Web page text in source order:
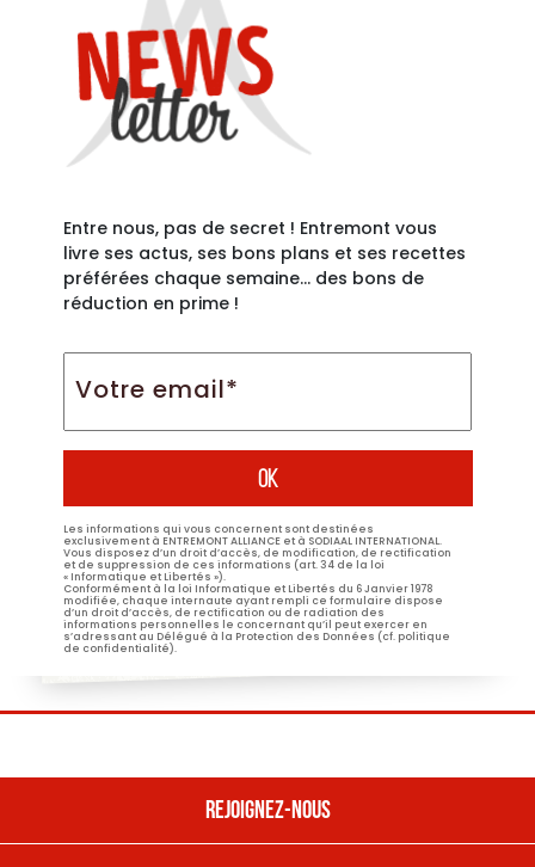
Entre nous, pas de secret ! Entremont vous
livre ses actus, ses bons plans et ses recettes
préférées chaque semaine… des bons de
réduction en prime !
email*
Les informations qui vous concernent sont destinées
exclusivement à ENTREMONT ALLIANCE et à SODIAAL INTERNATIONAL.
Vous disposez d’un droit d’accès, de modification, de rectification
et de suppression de ces informations (art. 34 de la loi
« Informatique et Libertés »).
Conformément à la loi Informatique et Libertés du 6 Janvier 1978
modifiée, chaque internaute ayant rempli ce formulaire dispose
d’un droit d’accès, de rectification ou de radiation des
informations personnelles le concernant qu’il peut exercer en
s’adressant au Délégué à la Protection des Données (cf. politique
de confidentialité).
REJOIGNEZ-NOUS